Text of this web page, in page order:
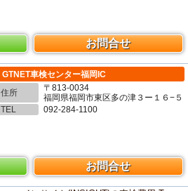
お問合せ
GTNET車検センター福岡IC
住所
〒813-0034
福岡県福岡市東区多の津３ー１６−５
TEL
092-284-1100
お問合せ